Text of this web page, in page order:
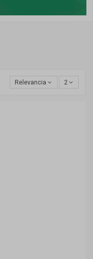
Relevancia 2